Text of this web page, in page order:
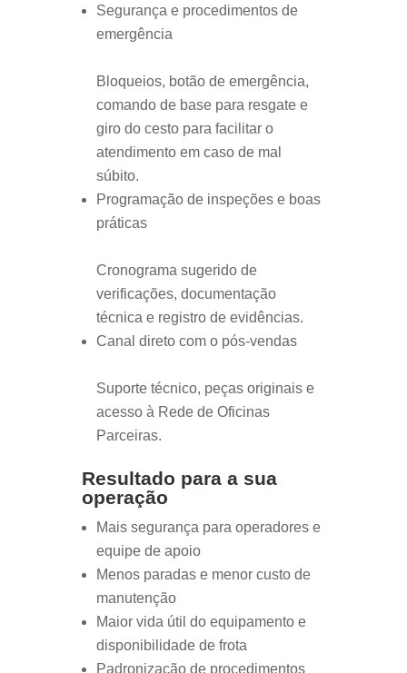
Segurança e procedimentos de
emergência
Bloqueios, botão de emergência,
comando de base para resgate e
giro do cesto para facilitar o
atendimento em caso de mal
súbito.
Programação de inspeções e boas
práticas
Cronograma sugerido de
verificações, documentação
técnica e registro de evidências.
Canal direto com o pós-vendas
Suporte técnico, peças originais e
acesso à Rede de Oficinas
Parceiras.
Resultado para a sua
operação
Mais segurança para operadores e
equipe de apoio
Menos paradas e menor custo de
manutenção
Maior vida útil do equipamento e
disponibilidade de frota
Padronização de procedimentos